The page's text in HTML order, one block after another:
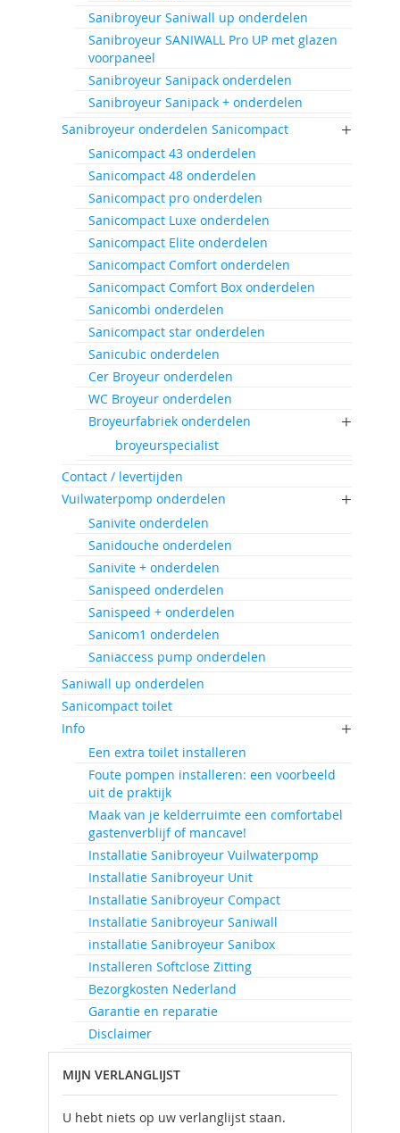
Sanibroyeur Saniwall up onderdelen
Sanibroyeur SANIWALL Pro UP met glazen
voorpaneel
Sanibroyeur Sanipack onderdelen
Sanibroyeur Sanipack + onderdelen
Sanibroyeur onderdelen Sanicompact
Sanicompact 43 onderdelen
Sanicompact 48 onderdelen
Sanicompact pro onderdelen
Sanicompact Luxe onderdelen
Sanicompact Elite onderdelen
Sanicompact Comfort onderdelen
Sanicompact Comfort Box onderdelen
Sanicombi onderdelen
Sanicompact star onderdelen
Sanicubic onderdelen
Cer Broyeur onderdelen
WC Broyeur onderdelen
Broyeurfabriek onderdelen
broyeurspecialist
Contact / levertijden
Vuilwaterpomp onderdelen
Sanivite onderdelen
Sanidouche onderdelen
Sanivite + onderdelen
Sanispeed onderdelen
Sanispeed + onderdelen
Sanicom1 onderdelen
Saniaccess pump onderdelen
Saniwall up onderdelen
Sanicompact toilet
Info
Een extra toilet installeren
Foute pompen installeren: een voorbeeld
uit de praktijk
Maak van je kelderruimte een comfortabel
gastenverblijf of mancave!
Installatie Sanibroyeur Vuilwaterpomp
Installatie Sanibroyeur Unit
Installatie Sanibroyeur Compact
Installatie Sanibroyeur Saniwall
installatie Sanibroyeur Sanibox
Installeren Softclose Zitting
Bezorgkosten Nederland
Garantie en reparatie
Disclaimer
MIJN VERLANGLIJST
U hebt niets op uw verlanglijst staan.